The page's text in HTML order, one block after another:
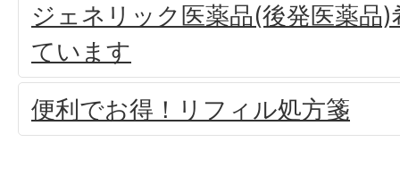
ジェネリック医薬品(後発医薬品
ています
便利でお得！リフィル処方箋